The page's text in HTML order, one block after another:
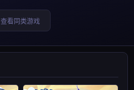
查看同类游戏